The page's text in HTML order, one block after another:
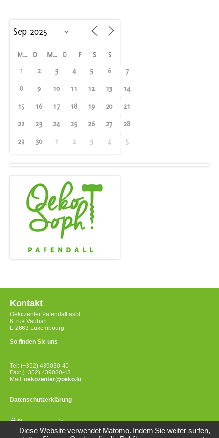
M D M D F S
S
1
2 3 4 5 6 7
8 9 10 11 12 13 14
15 16 17 18 19 20 21
22 23 24 25 26 27 28
29 30 1 2 3 4 5
Kontakt
Oekozenter Pafendall asbl
6, rue Vauban
L-2663 Luxembourg
So finden Sie uns
Tel: (+352) 439030-40
Fax: (+352) 439030-43
Mail: oekozenter@oeko.lu
Datenschutzerklärung
Öffnungszeiten
Montag bis Freitag
Diese Website verwendet Matomo. Indem Sie weiter surfen,